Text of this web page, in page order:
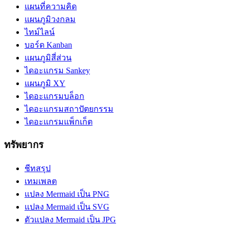
แผนที่ความคิด
แผนภูมิวงกลม
ไทม์ไลน์
บอร์ด Kanban
แผนภูมิสี่ส่วน
ไดอะแกรม Sankey
แผนภูมิ XY
ไดอะแกรมบล็อก
ไดอะแกรมสถาปัตยกรรม
ไดอะแกรมแพ็กเก็ต
ทรัพยากร
ชีทสรุป
เทมเพลต
แปลง Mermaid เป็น PNG
แปลง Mermaid เป็น SVG
ตัวแปลง Mermaid เป็น JPG